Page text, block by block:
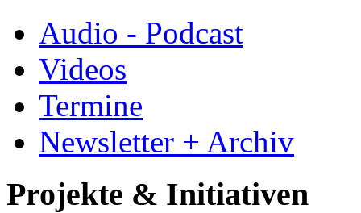
Audio - Podcast
Videos
Termine
Newsletter + Archiv
Projekte & Initiativen